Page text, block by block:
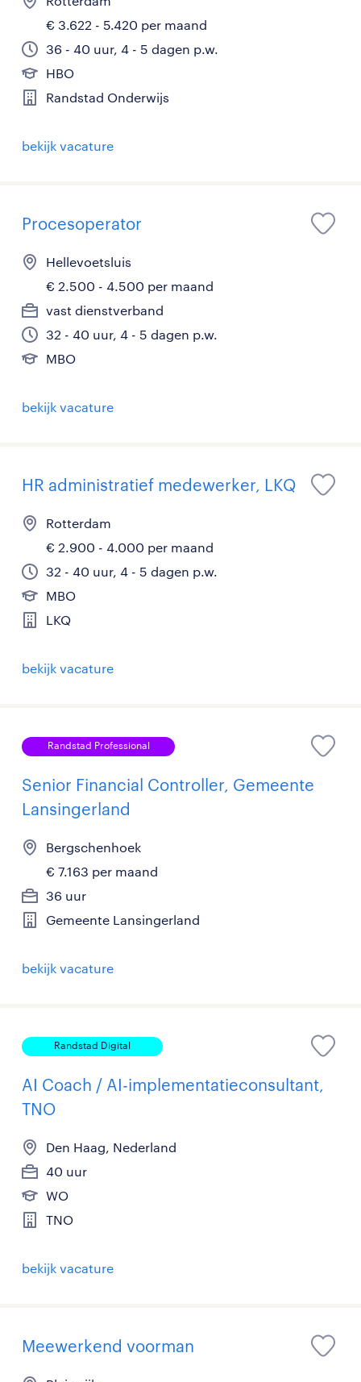
€ 3.622 - 5.420 per maand
36 - 40 uur, 4 - 5 dagen p.w.
HBO
Randstad Onderwijs
bekijk vacature
Procesoperator
Hellevoetsluis
€ 2.500 - 4.500 per maand
vast dienstverband
32 - 40 uur, 4 - 5 dagen p.w.
MBO
bekijk vacature
HR administratief medewerker, LKQ
Rotterdam
€ 2.900 - 4.000 per maand
32 - 40 uur, 4 - 5 dagen p.w.
MBO
LKQ
bekijk vacature
Randstad Professional
Senior Financial Controller, Gemeente
Lansingerland
Bergschenhoek
€ 7.163 per maand
36 uur
Gemeente Lansingerland
bekijk vacature
Randstad Digital
AI Coach / AI-implementatieconsultant,
TNO
Den Haag, Nederland
40 uur
WO
TNO
bekijk vacature
Meewerkend voorman